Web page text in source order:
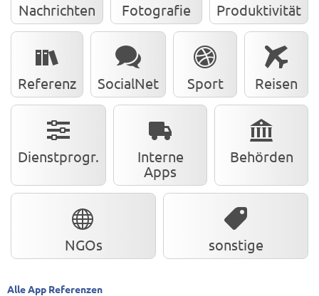
Nachrichten Fotografie Produktivität
Referenz SocialNet Sport Reisen
Dienstprogr.
Interne
Apps
Behörden
NGOs sonstige
Alle App Referenzen